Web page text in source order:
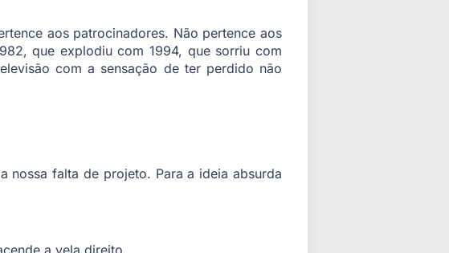
aos patrocinadores. Não pertence aos
que explodiu com 1994, que sorriu com
com a sensação de ter perdido não
nossa falta de projeto. Para a ideia absurda
a vela direito.